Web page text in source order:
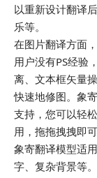
以重新设计翻译
乐等。
在图片翻译方面
用户没有PS经验
离、文本框矢量
快速地修图。象
支持，您可以轻
用，拖拖拽拽即
象寄翻译模型适
字、复杂背景等